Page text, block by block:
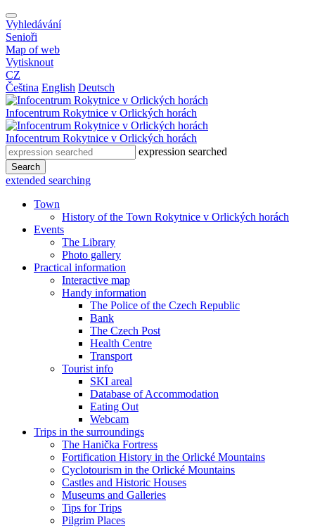
Vyhledávání
Senioři
Map of web
Vytisknout
CZ
Čeština English Deutsch
Infocentrum Rokytnice v Orlických horách
Infocentrum Rokytnice v Orlických horách
expression searched
Search
extended searching
Town
History of the Town Rokytnice v Orlických horách
Events
The Library
Photo gallery
Practical information
Interactive map
Handy information
The Police of the Czech Republic
Bank
The Czech Post
Health Centre
Transport
Tourist info
SKI areal
Database of Accommodation
Eating Out
Webcam
Trips in the surroundings
The Hanička Fortress
Fortification History in the Orlické Mountains
Cyclotourism in the Orlické Mountains
Castles and Historic Houses
Museums and Galleries
Tips for Trips
Pilgrim Places